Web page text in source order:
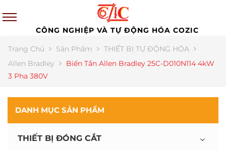
CÔNG NGHIỆP VÀ TỰ ĐỘNG HÓA COZIC
Trang Chủ Sản Phẩm
THIẾT BỊ TỰ ĐỘNG HÓA
Allen Bradley
Biến Tần Allen Bradley 25C-D010N114 4kW
3 Pha 380V
DANH MỤC SẢN PHẨM
THIẾT BỊ ĐÓNG CẮT